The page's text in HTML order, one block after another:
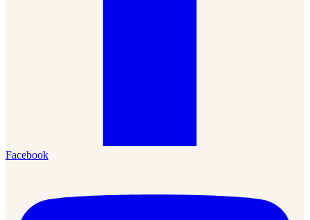
Facebook